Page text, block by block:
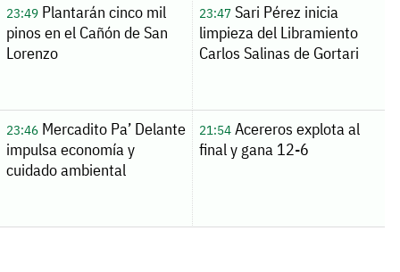
23:49Plantarán cinco mil
pinos en el Cañón de San
Lorenzo
23:47Sari Pérez inicia
limpieza del Libramiento
Carlos Salinas de Gortari
23:46Mercadito Pa’ Delante
impulsa economía y
cuidado ambiental
21:54Acereros explota al
final y gana 12-6